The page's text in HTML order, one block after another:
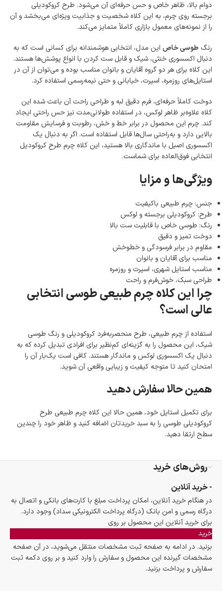
دوام بالا، ظاهر خاص و حس حرفه‌ای آن می‌شود. طرح کروکودیلی
برجسته روی چرم، به این کلاه شخصیت و جذابیت ویژه‌ای می‌بخشد و آن
را از نمونه‌های معمول بازاری کاملاً متمایز می‌کند.
رنگ طوسی خاص این مدل، انتخابی هوشمندانه برای کسانی است که به
دنبال اکسسوری خنثی، شیک و قابل ست کردن با انواع پوشش‌ها هستند.
این کلاه برای هر دو گروه آقایان و بانوان مناسب بوده و می‌توان از آن در
استایل‌های روزمره، اسپرت، خیابانی و حتی نیمه‌رسمی استفاده کرد.
دوخت کاملاً حرفه‌ای، فرم دقیق لبه و طراحی راحت آن باعث شده این
کلاه علاوه‌بر ظاهر لوکس، در استفاده طولانی‌مدت نیز حس راحتی ایجاد
کند. چرم این محصول در برابر خط و خش، رطوبت و فرسایش مقاومت
بالایی دارد و به‌راحتی سال‌ها قابل استفاده است. اگر به دنبال یک
اکسسوری اصیل با ماندگاری بالا هستید، این کلاه چرم طرح کروکودیل
انتخابی فوق‌العاده برای شماست.
ویژگی‌ها و مزایا
جنس: چرم طبیعی باکیفیت
طرح: کروکودیلی برجسته و لوکس
رنگ: طوسی خاص با قابلیت ست بالا
دوخت تمیز و دقیق
مقاوم در برابر فرسودگی و خط‌وخش
مناسب برای آقایان و بانوان
مناسب استایل شهری، اسپرت و روزمره
طراحی سبک، خوش‌فرم و راحت
چرا این کلاه چرم طبیعی طوسی انتخابی
عالی است؟
استفاده از چرم طبیعی، طرح منحصر‌به‌فرد کروکودیلی و رنگ طوسی
شیک، این محصول را به گزینه‌ای کم‌نظیر برای افرادی تبدیل کرده که به
دنبال یک اکسسوری لوکس و ماندگار هستند. کافی است یک‌بار آن را
امتحان کنید تا متوجه کیفیت و زیبایی واقعی آن شوید.
همین حالا سفارش دهید
برای تکمیل استایل خود، همین حالا این کلاه چرم طبیعی طرح
کروکودیلی طوسی را به سبد خریدتان اضافه کنید و ظاهر خود را چندین
سطح ارتقا دهید.
روش‌های خرید
- خرید آنلاین
در هنگام خرید آنلاین، امکان پرداخت مبلغ با کارت‌های بانکی و اتصال به
درگاه رسمی و امن بانک (درگاه پرداخت الکترونیکی سداد) وجود دارد.
برای خرید آنلاین این محصول بر روی
خرید
بزنید. در ادامه به صفحه ثبت مشخصات منتقل می‌شوید، در آن صفحه
مشخصات گیرنده این محصول و سفارش را وارد کنید و بر روی دکمه ثبت
سفارش و پرداخت بزنید.